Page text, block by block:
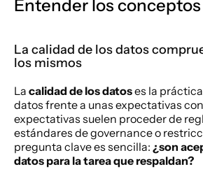
Entender los
La calidad de los datos
los mismos
La calidad de los datos es la
datos frente a unas expectativas
expectativas suelen proceder de
estándares de governance o
pregunta clave es sencilla: ¿son
datos para la tarea que respaldan?